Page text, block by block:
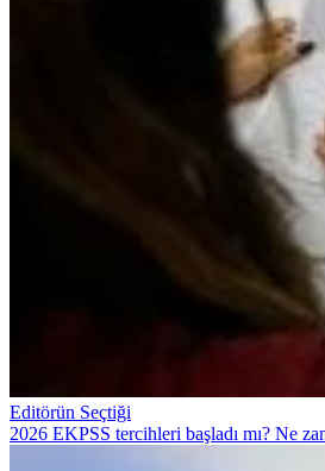
Editörün Seçtiği
2026 EKPSS tercihleri başladı mı? Ne